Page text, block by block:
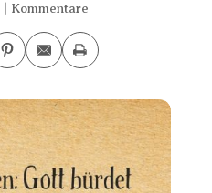
Kommentare